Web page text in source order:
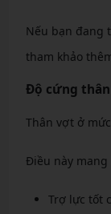
Nếu bạn đang
tham khảo
Độ cứng
Thân vợt ở
Điều này mang
Trợ lực tốt